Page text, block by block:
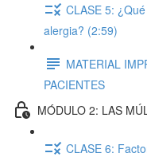
CLASE 5:
alergia? (2:59)
MATERIAL
PACIENTES
MÓDULO 2: LAS
CLASE 6: